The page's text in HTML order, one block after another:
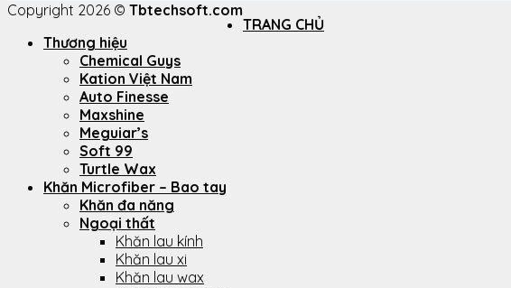
Copyright 2026 © Tbtechsoft.com
TRANG CHỦ
Thương hiệu
Chemical Guys
Kation Việt Nam
Auto Finesse
Maxshine
Meguiar’s
Soft 99
Turtle Wax
Khăn Microfiber – Bao tay
Khăn đa năng
Ngoại thất
Khăn lau kính
Khăn lau xi
Khăn lau wax